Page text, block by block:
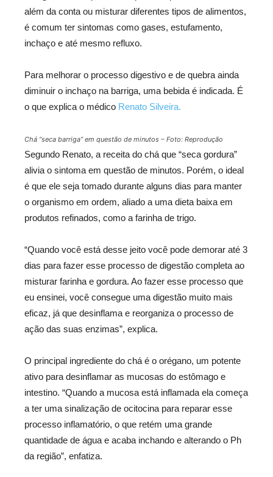
além da conta ou misturar diferentes tipos de alimentos,
é comum ter sintomas como gases, estufamento,
inchaço e até mesmo refluxo.
Para melhorar o processo digestivo e de quebra ainda
diminuir o inchaço na barriga, uma bebida é indicada. É
o que explica o médico Renato Silveira.
Chá “seca barriga” em questão de minutos – Foto: Reprodução
Segundo Renato, a receita do chá que “seca gordura”
alivia o sintoma em questão de minutos. Porém, o ideal
é que ele seja tomado durante alguns dias para manter
o organismo em ordem, aliado a uma dieta baixa em
produtos refinados, como a farinha de trigo.
“Quando você está desse jeito você pode demorar até 3
dias para fazer esse processo de digestão completa ao
misturar farinha e gordura. Ao fazer esse processo que
eu ensinei, você consegue uma digestão muito mais
eficaz, já que desinflama e reorganiza o processo de
ação das suas enzimas”, explica.
O principal ingrediente do chá é o orégano, um potente
ativo para desinflamar as mucosas do estômago e
intestino. “Quando a mucosa está inflamada ela começa
a ter uma sinalização de ocitocina para reparar esse
processo inflamatório, o que retém uma grande
quantidade de água e acaba inchando e alterando o Ph
da região”, enfatiza.